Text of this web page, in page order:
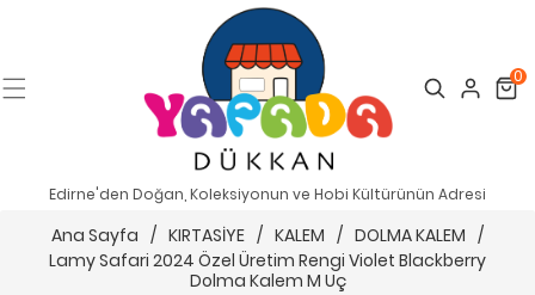
Search Cart
0
Edirne'den Doğan, Koleksiyonun ve Hobi Kültürünün Adresi
Ana Sayfa / KIRTASİYE / KALEM / DOLMA KALEM /
Lamy Safari 2024 Özel Üretim Rengi Violet Blackberry
Dolma Kalem M Uç